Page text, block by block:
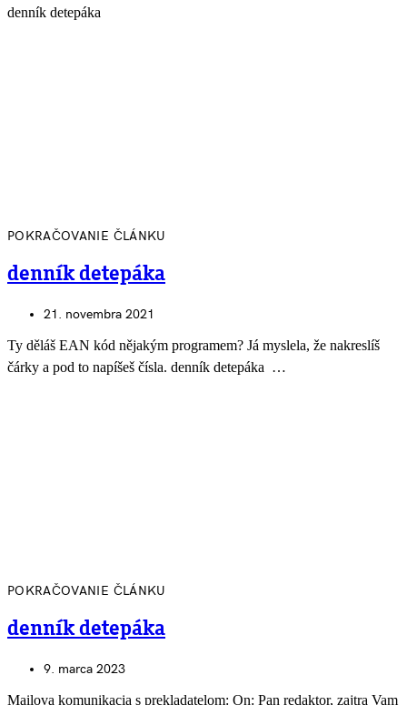
denník detepáka
POKRAČOVANIE ČLÁNKU
denník detepáka
21. novembra 2021
Ty děláš EAN kód nějakým programem? Já myslela, že nakreslíš
čárky a pod to napíšeš čísla. denník detepáka …
POKRAČOVANIE ČLÁNKU
denník detepáka
9. marca 2023
Mailova komunikacia s prekladatelom: On: Pan redaktor, zajtra Vam